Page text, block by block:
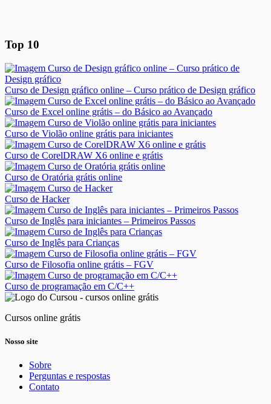
Top 10
Curso de Design gráfico online – Curso prático de Design gráfico
Curso de Excel online grátis – do Básico ao Avançado
Curso de Violão online grátis para iniciantes
Curso de CorelDRAW X6 online e grátis
Curso de Oratória grátis online
Curso de Hacker
Curso de Inglês para iniciantes – Primeiros Passos
Curso de Inglês para Crianças
Curso de Filosofia online grátis – FGV
Curso de programação em C/C++
Cursos online grátis
Nosso site
Sobre
Perguntas e respostas
Contato